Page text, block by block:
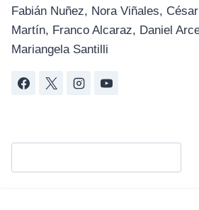
Fabián Nuñez, Nora Viñales,
Martín, Franco Alcaraz, Daniel
Mariangela Santilli